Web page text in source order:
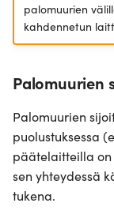
palomuurien
kahdennetun
Palomuurien
Palomuurien
puolustuksessa
päätelaitteilla
sen yhteydessä
tukena.